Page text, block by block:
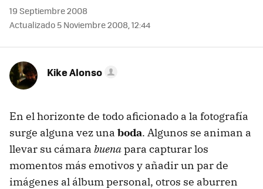
19 Septiembre 2008
Actualizado 5 Noviembre 2008, 12:44
Kike Alonso
En el horizonte de todo aficionado a la fotografía
surge alguna vez una boda. Algunos se animan a
llevar su cámara buenapara capturar los
momentos más emotivos y añadir un par de
imágenes al álbum personal, otros se aburren